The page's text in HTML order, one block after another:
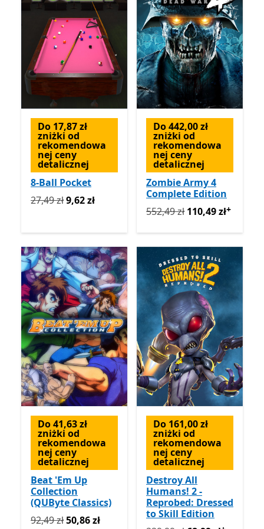
Do 17,87 zł
zniżki od
rekomendowa
nej ceny
detalicznej
8-Ball Pocket
Pierwotnie 27,49 zł teraz 9,62 zł
27,49 zł9,62 zł
Do 442,00 zł
zniżki od
rekomendowa
nej ceny
detalicznej
Zombie Army 4
Complete Edition
Pierwotnie 552,49 zł teraz
552,49 zł 110,49 zł+
Do 41,63 zł
zniżki od
rekomendowa
nej ceny
detalicznej
Beat 'Em Up
Collection
(QUByte Classics)
Pierwotnie 92,49 zł teraz 50,86 zł
92,49 zł50,86 zł
Do 161,00 zł
zniżki od
rekomendowa
nej ceny
detalicznej
Destroy All
Humans! 2 -
Reprobed: Dressed
to Skill Edition